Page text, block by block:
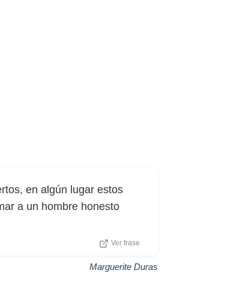
en algún lugar estos
a un hombre honesto
Ver frase
Marguerite Duras